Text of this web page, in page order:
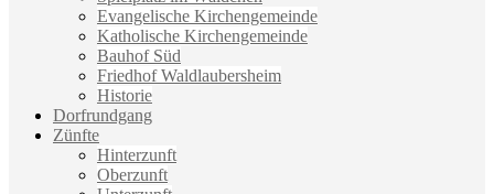
Evangelische Kirchengemeinde
Katholische Kirchengemeinde
Bauhof Süd
Friedhof Waldlaubersheim
Historie
Dorfrundgang
Zünfte
Hinterzunft
Oberzunft